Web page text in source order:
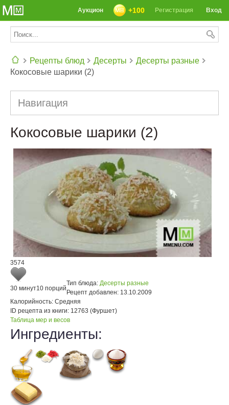
Вход
Регистрация
+100
Аукцион
Рецепты блюд Десерты
Десерты разные
Кокосовые шарики (2)
Навигация
Кокосовые шарики (2)
3574
30 минут10 порций
Тип блюда: Десерты разные
Рецепт добавлен: 13.10.2009
Калорийность: Средняя
ID рецепта из книги: 12763 (Фуршет)
Таблица мер и весов
Ингредиенты: